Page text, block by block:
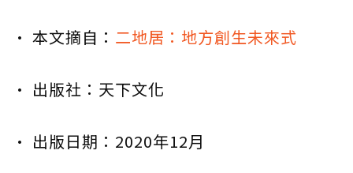
• 本文摘自： 二地居：地方創生未來式
• 出版社：天下文化
• 出版日期：2020年12月